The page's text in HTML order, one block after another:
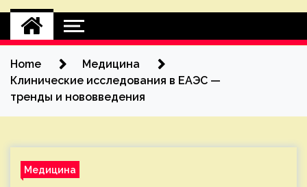
Home
Медицина
Клинические исследования в ЕАЭС —
тренды и нововведения
Медицина